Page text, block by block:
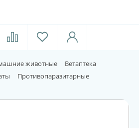
животные
Ветаптека
Противопаразитарные